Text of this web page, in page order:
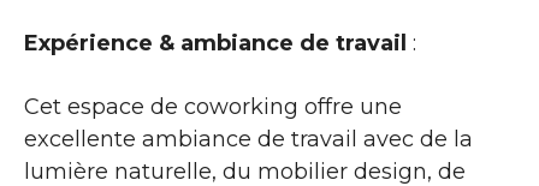
Expérience & ambiance de travail :
Cet espace de coworking offre une
excellente ambiance de travail avec de la
lumière naturelle, du mobilier design, de